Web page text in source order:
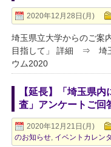
2020年12月28日(月)
埼玉県立大学からのご案
目指して」 詳細 ⇒ 埼玉
ウム2020
【延長】「埼玉県
査」アンケートご回
2020年12月21日(月)
のお知らせ イベントカレン